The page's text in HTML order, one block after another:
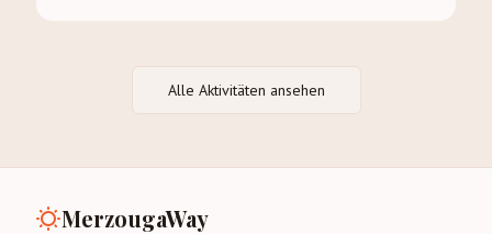
Alle Aktivitäten ansehen
MerzougaWay